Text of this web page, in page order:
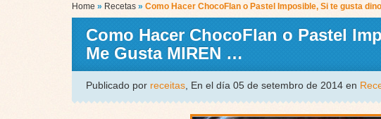
Home » Recetas » Como Hacer ChocoFlan o Pastel Imposible, Si te gusta
Como Hacer ChocoFlan o Pastel
Me Gusta MIREN …
Publicado por receitas , En el día 05 de setembro de 2014 en